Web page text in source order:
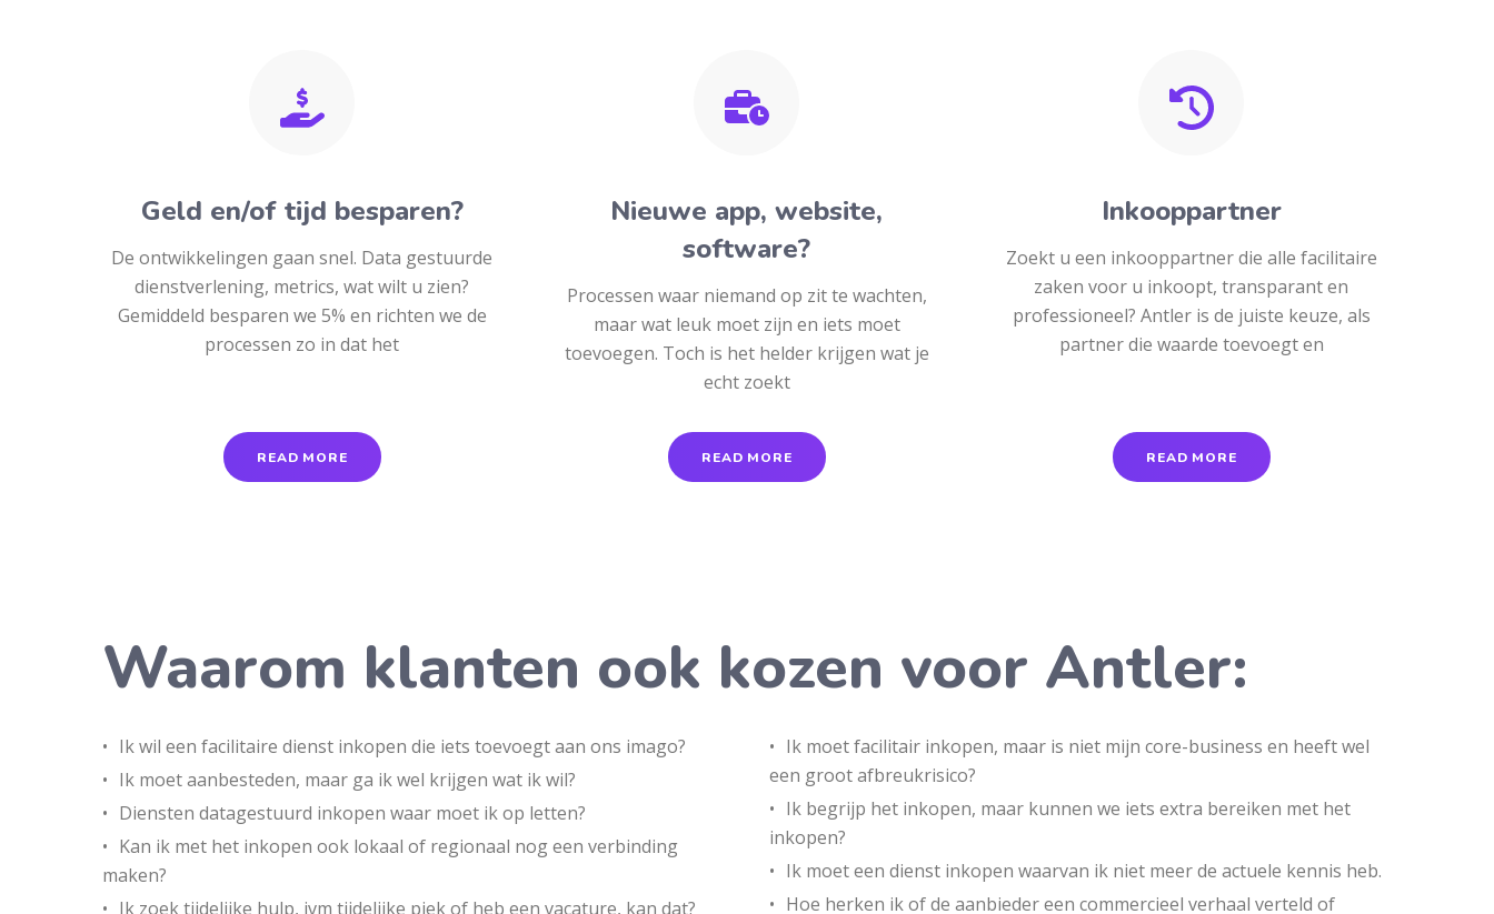
Geld en/of tijd besparen?
De ontwikkelingen gaan snel. Data gestuurde
dienstverlening, metrics, wat wilt u zien?
Gemiddeld besparen we 5% en richten we de
processen zo in dat het
READ MORE
Nieuwe app, website,
software?
Processen waar niemand op zit te wachten,
maar wat leuk moet zijn en iets moet
toevoegen. Toch is het helder krijgen wat je
echt zoekt
READ MORE
Inkooppartner
Zoekt u een inkooppartner die alle facilitaire
zaken voor u inkoopt, transparant en
professioneel? Antler is de juiste keuze, als
partner die waarde toevoegt en
READ MORE
Waarom klanten ook kozen voor Antler:
Ik wil een facilitaire dienst inkopen die iets toevoegt aan ons imago?
Ik moet aanbesteden, maar ga ik wel krijgen wat ik wil?
Diensten datagestuurd inkopen waar moet ik op letten?
Kan ik met het inkopen ook lokaal of regionaal nog een verbinding
maken?
Ik zoek tijdelijke hulp, ivm tijdelijke piek of heb een vacature, kan dat?
Ik moet facilitair inkopen, maar is niet mijn core-business en heeft wel
een groot afbreukrisico?
Ik begrijp het inkopen, maar kunnen we iets extra bereiken met het
inkopen?
Ik moet een dienst inkopen waarvan ik niet meer de actuele kennis heb.
Hoe herken ik of de aanbieder een commercieel verhaal verteld of